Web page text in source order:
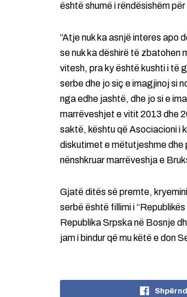
është shumë i rëndësishëm
“Atje nuk ka asnjë interes apo
se nuk ka dëshirë të zbatohen
vitesh, pra ky është kushti i të
serbe dhe jo siç e imagjinoj si
nga edhe jashtë, dhe jo si e
marrëveshjet e vitit 2013 dhe
saktë, kështu që Asociacioni i
diskutimet e mëtutjeshme dhe
nënshkruar marrëveshja e
Gjatë ditës së premte,
serbë është fillimi i
Republika Srpska në Bosnje
jam i bindur që mu këtë e don